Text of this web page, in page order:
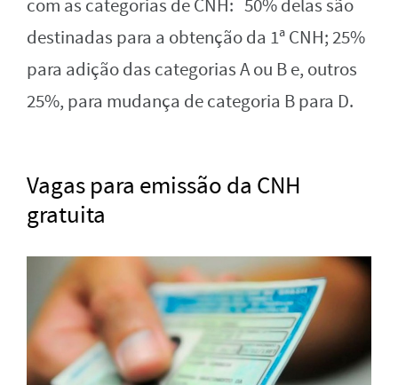
com as categorias de CNH: 50% delas são
destinadas para a obtenção da 1ª CNH; 25%
para adição das categorias A ou B e, outros
25%, para mudança de categoria B para D.
Vagas para emissão da CNH
gratuita